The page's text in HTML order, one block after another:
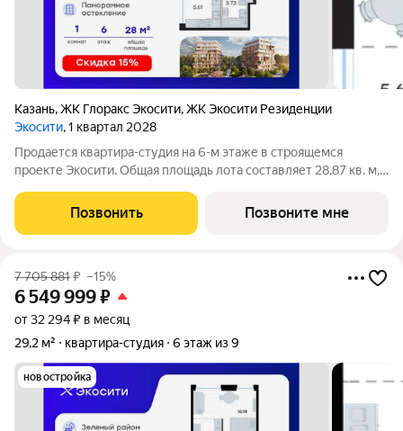
Казань,ЖК Глоракс Экосити,ЖК Экосити Резиденции
Экосити, 1 квартал 2028
Продается квартира-студия на 6-м этаже в строящемся
проекте Экосити. Общая площадь лота составляет 28,87 кв. м,
кухонную зону. Номер квартиры - 128 Преимущества
резиденции в квартале
Позвонить Позвоните мне
7 705 881₽ –15%
6 549 999₽
от 32 294 ₽ в месяц
29,2 м²
квартира-студия 6 этаж из 9
новостройка